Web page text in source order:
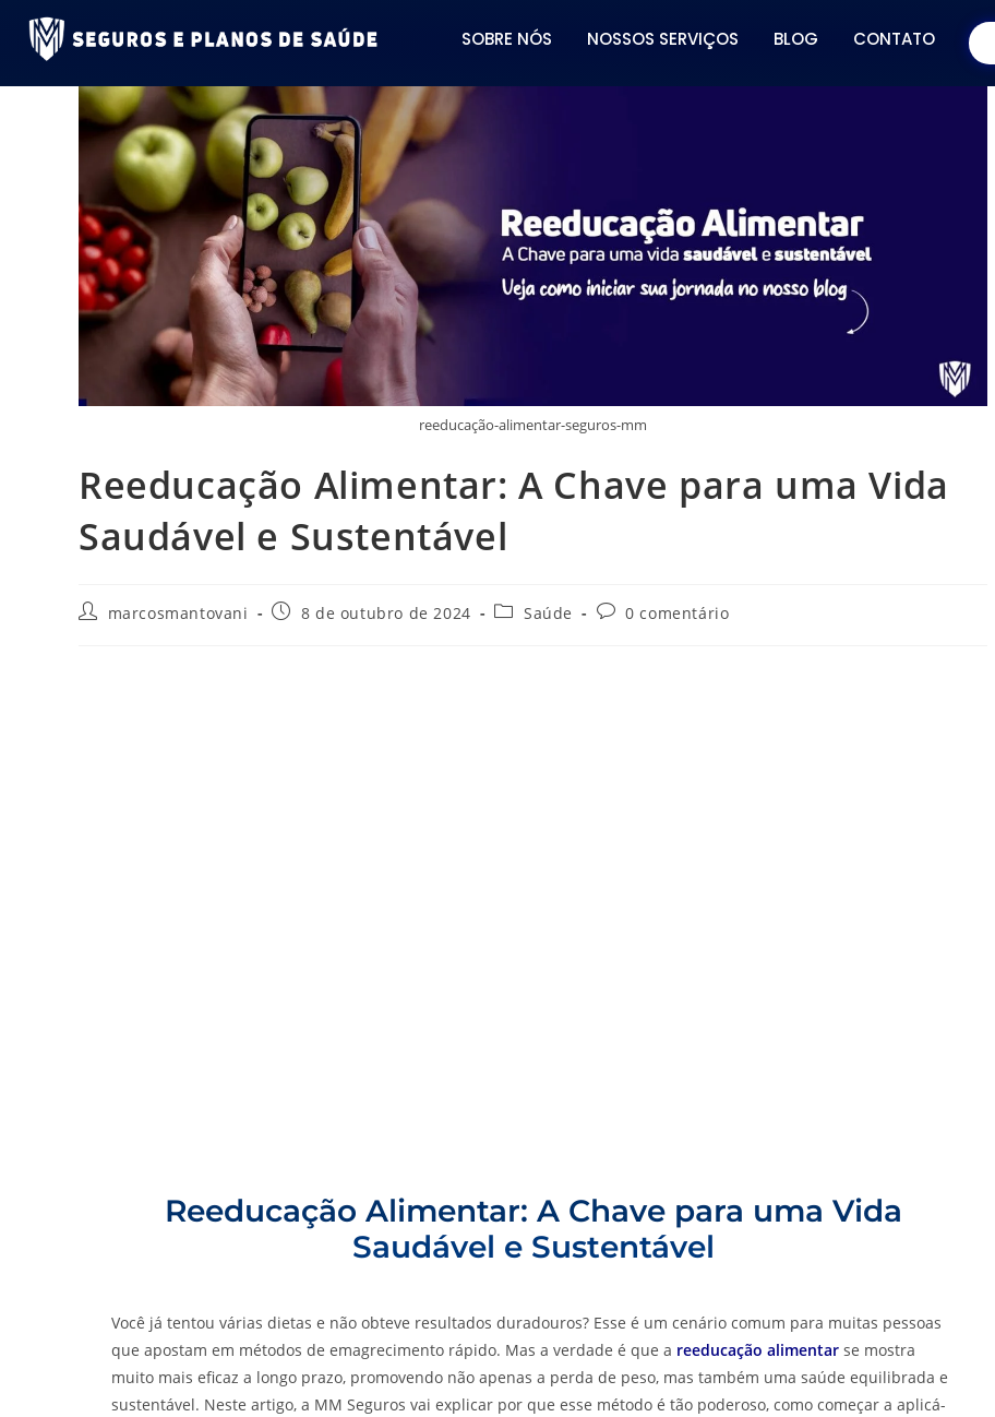
SOBRE NÓS NOSSOS SERVIÇOS BLOG CONTATO
reeducação-alimentar-seguros-mm
Reeducação Alimentar: A Chave para uma Vida
Saudável e Sustentável
marcosmantovani 8 de outubro de 2024 Saúde 0 comentário
Reeducação Alimentar: A Chave para uma Vida
Saudável e Sustentável
Você já tentou várias dietas e não obteve resultados duradouros? Esse é um cenário comum para muitas pessoas
que apostam em métodos de emagrecimento rápido. Mas a verdade é que a reeducação alimentar se mostra
muito mais eficaz a longo prazo, promovendo não apenas a perda de peso, mas também uma saúde equilibrada e
sustentável. Neste artigo, a MM Seguros vai explicar por que esse método é tão poderoso, como começar a aplicá-